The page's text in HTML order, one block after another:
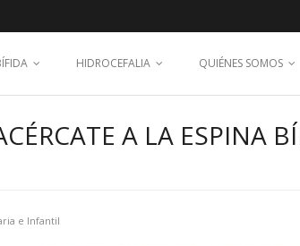
HIDROCEFALIA QUIÉNES SOMOS
A LA ESPINA
e Infantil